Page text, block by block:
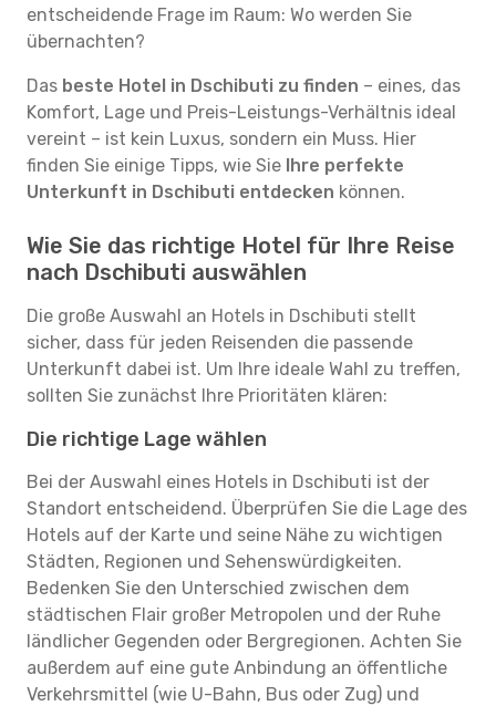
entscheidende Frage im Raum: Wo werden Sie
übernachten?
Das beste Hotel in Dschibuti zu finden – eines, das
Komfort, Lage und Preis-Leistungs-Verhältnis ideal
vereint – ist kein Luxus, sondern ein Muss. Hier
finden Sie einige Tipps, wie Sie Ihre perfekte
Unterkunft in Dschibuti entdecken können.
Wie Sie das richtige Hotel für Ihre Reise
nach Dschibuti auswählen
Die große Auswahl an Hotels in Dschibuti stellt
sicher, dass für jeden Reisenden die passende
Unterkunft dabei ist. Um Ihre ideale Wahl zu treffen,
sollten Sie zunächst Ihre Prioritäten klären:
Die richtige Lage wählen
Bei der Auswahl eines Hotels in Dschibuti ist der
Standort entscheidend. Überprüfen Sie die Lage des
Hotels auf der Karte und seine Nähe zu wichtigen
Städten, Regionen und Sehenswürdigkeiten.
Bedenken Sie den Unterschied zwischen dem
städtischen Flair großer Metropolen und der Ruhe
ländlicher Gegenden oder Bergregionen. Achten Sie
außerdem auf eine gute Anbindung an öffentliche
Verkehrsmittel (wie U-Bahn, Bus oder Zug) und